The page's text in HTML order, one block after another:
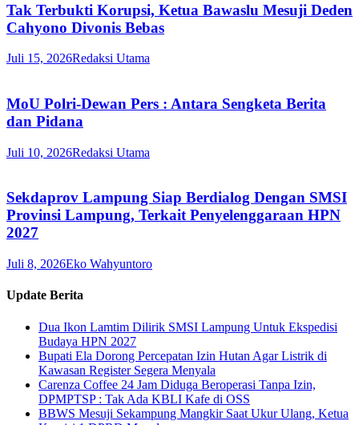
Tak Terbukti Korupsi, Ketua Bawaslu Mesuji Deden
Cahyono Divonis Bebas
Juli 15, 2026Redaksi Utama
MoU Polri-Dewan Pers : Antara Sengketa Berita
dan Pidana
Juli 10, 2026Redaksi Utama
Sekdaprov Lampung Siap Berdialog Dengan SMSI
Provinsi Lampung, Terkait Penyelenggaraan HPN
2027
Juli 8, 2026Eko Wahyuntoro
Update Berita
Dua Ikon Lamtim Dilirik SMSI Lampung Untuk Ekspedisi
Budaya HPN 2027
Bupati Ela Dorong Percepatan Izin Hutan Agar Listrik di
Kawasan Register Segera Menyala
Carenza Coffee 24 Jam Diduga Beroperasi Tanpa Izin,
DPMPTSP : Tak Ada KBLI Kafe di OSS
BBWS Mesuji Sekampung Mangkir Saat Ukur Ulang, Ketua